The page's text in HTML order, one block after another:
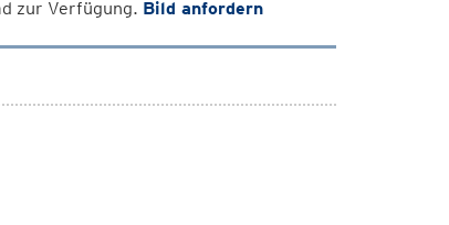
zur Verfügung. Bild anfordern